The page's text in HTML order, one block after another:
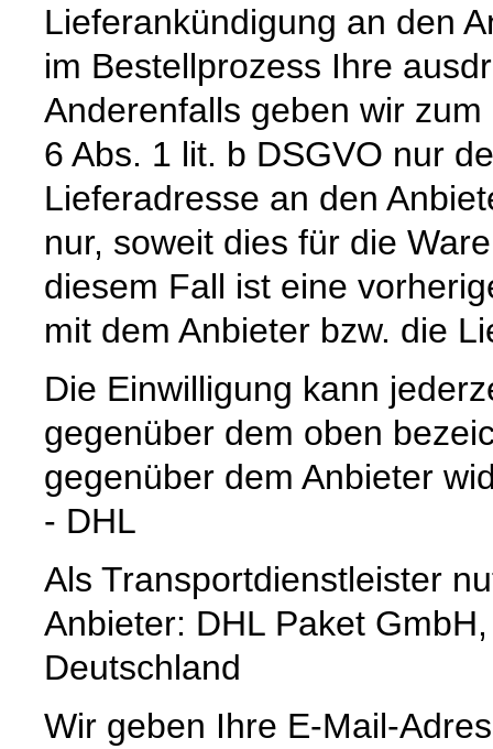
Lieferankündigung an den
im Bestellprozess Ihre
Anderenfalls geben wir
6 Abs. 1 lit. b DSGVO nur
Lieferadresse an den
nur, soweit dies für die
diesem Fall ist eine
mit dem Anbieter bzw. die
Die Einwilligung kann
gegenüber dem oben
gegenüber dem Anbieter
- DHL
Als Transportdienstleister
Anbieter: DHL Paket
Deutschland
Wir geben Ihre E-Mail-